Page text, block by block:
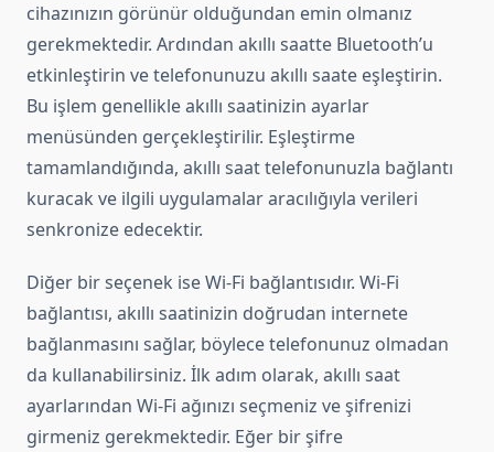
cihazınızın görünür olduğundan emin olmanız
gerekmektedir. Ardından akıllı saatte Bluetooth’u
etkinleştirin ve telefonunuzu akıllı saate eşleştirin.
Bu işlem genellikle akıllı saatinizin ayarlar
menüsünden gerçekleştirilir. Eşleştirme
tamamlandığında, akıllı saat telefonunuzla bağlantı
kuracak ve ilgili uygulamalar aracılığıyla verileri
senkronize edecektir.
Diğer bir seçenek ise Wi-Fi bağlantısıdır. Wi-Fi
bağlantısı, akıllı saatinizin doğrudan internete
bağlanmasını sağlar, böylece telefonunuz olmadan
da kullanabilirsiniz. İlk adım olarak, akıllı saat
ayarlarından Wi-Fi ağınızı seçmeniz ve şifrenizi
girmeniz gerekmektedir. Eğer bir şifre